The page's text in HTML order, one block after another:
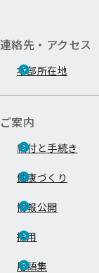
連絡先・アクセス
本部所在地
ご案内
給付と手続き
健康づくり
情報公開
採用
用語集